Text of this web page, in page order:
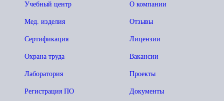
О компании
Отзывы
Лицензии
Вакансии
Проекты
Документы
Учебный центр
Мед. изделия
Сертификация
Охрана труда
Лаборатория
Регистрация ПО